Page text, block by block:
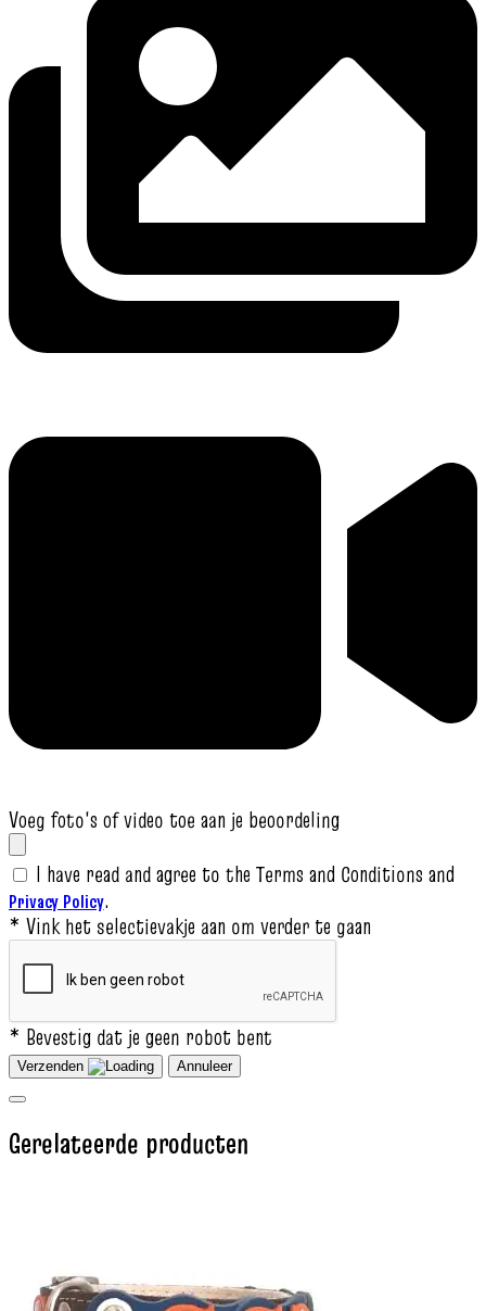
Voeg foto's of video toe aan je beoordeling
I have read and agree to the Terms and Conditions and
Privacy Policy.
* Vink het selectievakje aan om verder te gaan
* Bevestig dat je geen robot bent
Verzenden Annuleer
Gerelateerde producten